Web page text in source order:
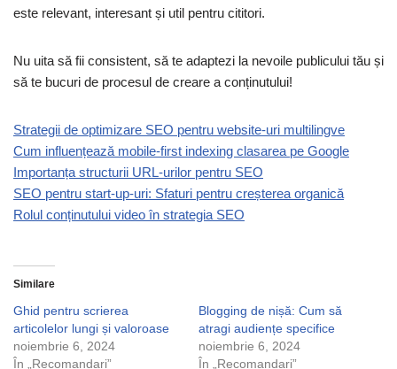
este relevant, interesant și util pentru cititori.
Nu uita să fii consistent, să te adaptezi la nevoile publicului tău și
să te bucuri de procesul de creare a conținutului!
Strategii de optimizare SEO pentru website-uri multilingve
Cum influențează mobile-first indexing clasarea pe Google
Importanța structurii URL-urilor pentru SEO
SEO pentru start-up-uri: Sfaturi pentru creșterea organică
Rolul conținutului video în strategia SEO
Similare
Ghid pentru scrierea
articolelor lungi și valoroase
noiembrie 6, 2024
În „Recomandari”
Blogging de nișă: Cum să
atragi audiențe specifice
noiembrie 6, 2024
În „Recomandari”